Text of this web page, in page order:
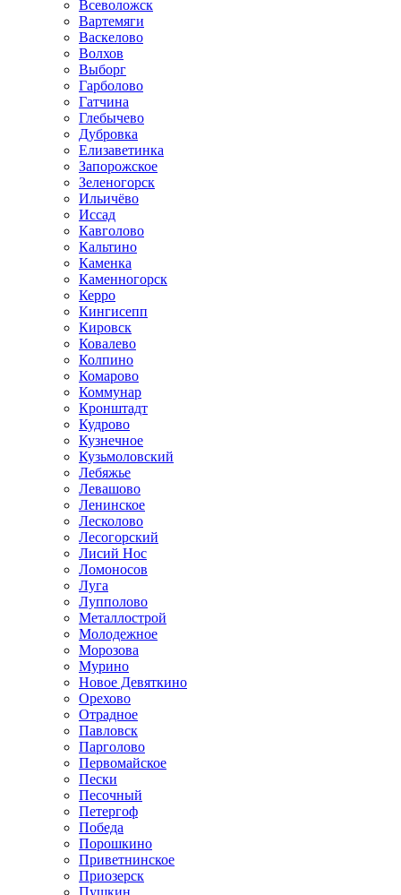
Всеволожск
Вартемяги
Васкелово
Волхов
Выборг
Гарболово
Гатчина
Глебычево
Дубровка
Елизаветинка
Запорожское
Зеленогорск
Ильичёво
Иссад
Кавголово
Кальтино
Каменка
Каменногорск
Керро
Кингисепп
Кировск
Ковалево
Колпино
Комарово
Коммунар
Кронштадт
Кудрово
Кузнечное
Кузьмоловский
Лебяжье
Левашово
Ленинское
Лесколово
Лесогорский
Лисий Нос
Ломоносов
Луга
Лупполово
Металлострой
Молодежное
Морозова
Мурино
Новое Девяткино
Орехово
Отрадное
Павловск
Парголово
Первомайское
Пески
Песочный
Петергоф
Победа
Порошкино
Приветнинское
Приозерск
Пушкин